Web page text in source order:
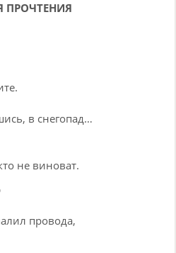
ПРОЧТЕНИЯ
в снегопад…
не виноват.
провода,